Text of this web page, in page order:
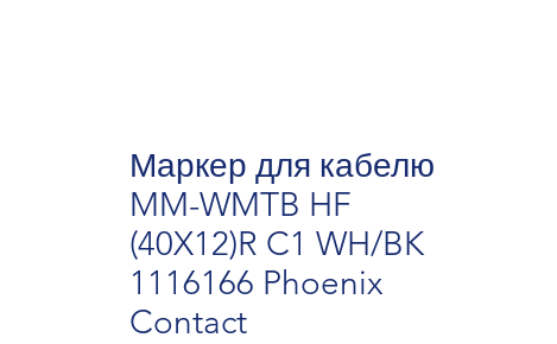
Маркер для кабелю
MM-WMTB HF
(40X12)R C1 WH/BK
1116166 Phoenix
Contact